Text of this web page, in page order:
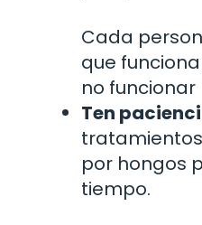
Cada
que
no
Ten
por hongos
tiempo.